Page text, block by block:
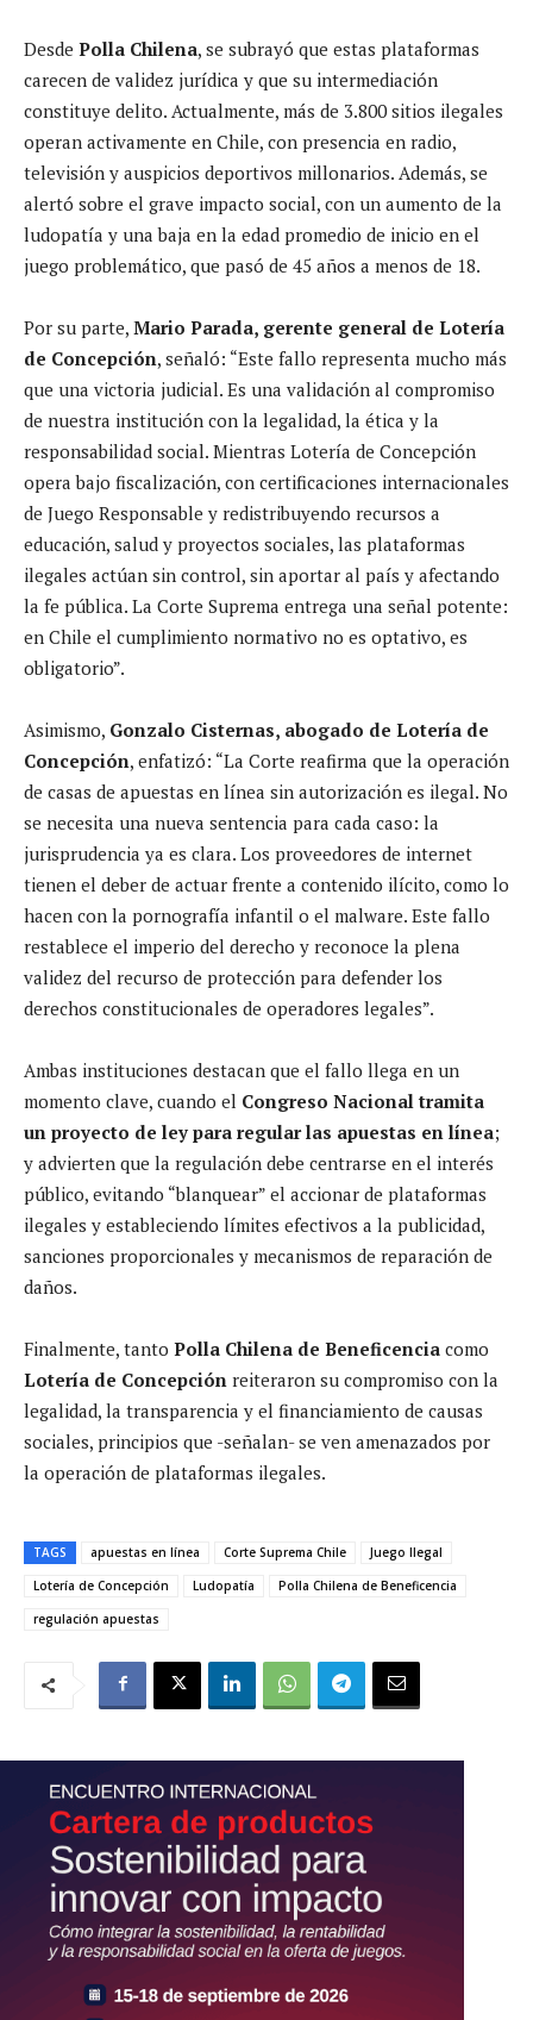
Desde Polla Chilena, se subrayó que estas plataformas
carecen de validez jurídica y que su intermediación
constituye delito. Actualmente, más de 3.800 sitios ilegales
operan activamente en Chile, con presencia en radio,
televisión y auspicios deportivos millonarios. Además, se
alertó sobre el grave impacto social, con un aumento de la
ludopatía y una baja en la edad promedio de inicio en el
juego problemático, que pasó de 45 años a menos de 18.
Por su parte, Mario Parada, gerente general de Lotería
de Concepción, señaló: “Este fallo representa mucho más
que una victoria judicial. Es una validación al compromiso
de nuestra institución con la legalidad, la ética y la
responsabilidad social. Mientras Lotería de Concepción
opera bajo fiscalización, con certificaciones internacionales
de Juego Responsable y redistribuyendo recursos a
educación, salud y proyectos sociales, las plataformas
ilegales actúan sin control, sin aportar al país y afectando
la fe pública. La Corte Suprema entrega una señal potente:
en Chile el cumplimiento normativo no es optativo, es
obligatorio”.
Asimismo, Gonzalo Cisternas, abogado de Lotería de
Concepción, enfatizó: “La Corte reafirma que la operación
de casas de apuestas en línea sin autorización es ilegal. No
se necesita una nueva sentencia para cada caso: la
jurisprudencia ya es clara. Los proveedores de internet
tienen el deber de actuar frente a contenido ilícito, como lo
hacen con la pornografía infantil o el malware. Este fallo
restablece el imperio del derecho y reconoce la plena
validez del recurso de protección para defender los
derechos constitucionales de operadores legales”.
Ambas instituciones destacan que el fallo llega en un
momento clave, cuando el Congreso Nacional tramita
un proyecto de ley para regular las apuestas en línea;
y advierten que la regulación debe centrarse en el interés
público, evitando “blanquear” el accionar de plataformas
ilegales y estableciendo límites efectivos a la publicidad,
sanciones proporcionales y mecanismos de reparación de
daños.
Finalmente, tanto Polla Chilena de Beneficencia como
Lotería de Concepción reiteraron su compromiso con la
legalidad, la transparencia y el financiamiento de causas
sociales, principios que -señalan- se ven amenazados por
la operación de plataformas ilegales.
TAGS apuestas en línea Corte Suprema Chile
Juego Ilegal
Lotería de Concepción
Ludopatía
Polla Chilena de Beneficencia
regulación apuestas